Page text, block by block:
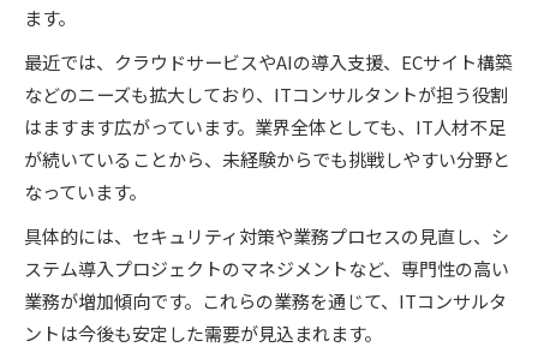
ITコンサルタントに必要な資質と適性を解説
ITコンサルタントが活躍するための強みとは
ITコンサルタント適性診断で見える自分の強み
ITコンサルタント向きの性格や思考を紹介
ITコンサルタントで活かせる経験やスキルとは
ます。
最近では、クラウドサービスやAIの導入支援、ECサイト構築
などのニーズも拡大しており、ITコンサルタントが担う役割
はますます広がっています。業界全体としても、IT人材不足
が続いていることから、未経験からでも挑戦しやすい分野と
なっています。
具体的には、セキュリティ対策や業務プロセスの見直し、シ
ステム導入プロジェクトのマネジメントなど、専門性の高い
業務が増加傾向です。これらの業務を通じて、ITコンサルタ
ントは今後も安定した需要が見込まれます。